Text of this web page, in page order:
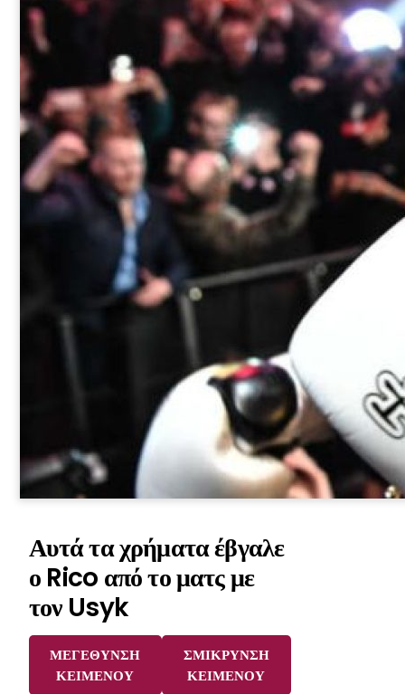
Αυτά τα χρήματα έβγαλε
ο Rico από το ματς με
τον Usyk
ΜΕΓΕΘΥΝΣΗ
ΚΕΙΜΕΝΟΥ
ΣΜΙΚΡΥΝΣΗ
ΚΕΙΜΕΝΟΥ